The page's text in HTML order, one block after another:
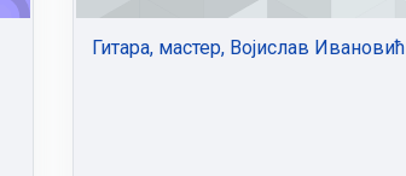
Гитара, мастер, Војислав Ивановић